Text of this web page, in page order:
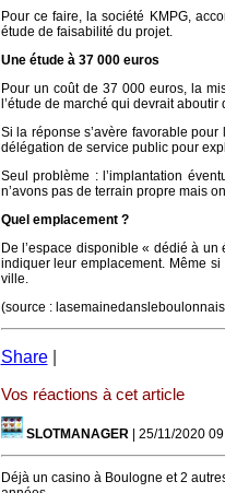
Pour ce faire, la société KMPG,
étude de faisabilité du projet.
Une étude à 37 000 euros
Pour un coût de 37 000 euros, la
l’étude de marché qui devrait
Si la réponse s’avère favorable
délégation de service public pour
Seul problème : l’implantation
n’avons pas de terrain propre mais
Quel emplacement ?
De l’espace disponible « dédié à
indiquer leur emplacement. Même
ville.
(source :
Share
Vos réactions à cet article
SLOTMANAGER| 25/11/2020
Déjà un casino à Boulogne et 2